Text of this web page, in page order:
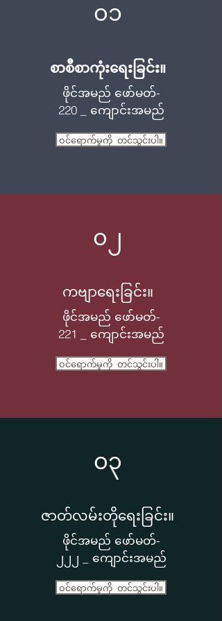
၀၁
စာစီစာကုံးရေးခြင်း။
ဖိုင်အမည် ဖော်မတ်-
220 _ ကျောင်းအမည်
ဝင်ရောက်မှုကို တင်သွင်းပါ။
၀၂
ကဗျာရေးခြင်း။
ဖိုင်အမည် ဖော်မတ်-
221 _ ကျောင်းအမည်
ဝင်ရောက်မှုကို တင်သွင်းပါ။
၀၃
ဇာတ်လမ်းတိုရေးခြင်း။
ဖိုင်အမည် ဖော်မတ်-
၂၂၂ _ ကျောင်းအမည်
ဝင်ရောက်မှုကို တင်သွင်းပါ။